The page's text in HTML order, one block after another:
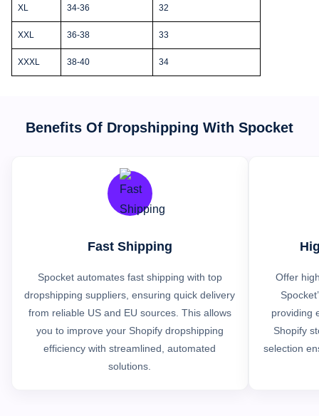
XL 34-36 32
XXL 36-38 33
XXXL 38-40 34
Benefits Of Dropshipping With Spocket
Fast Shipping
Spocket automates fast shipping with top
dropshipping suppliers, ensuring quick delivery
from reliable US and EU sources. This allows
you to improve your Shopify dropshipping
efficiency with streamlined, automated
solutions.
Offer
providing
Shopify
selection